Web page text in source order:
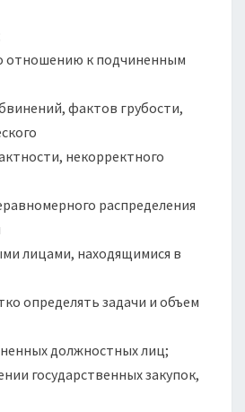
отношению к подчиненным
фактов грубости,
некорректного
распределения
лицами, находящимися в
определять задачи и объем
должностных лиц;
государственных закупок,